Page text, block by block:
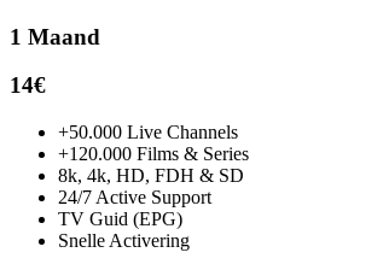
1 Maand
14€
+50.000 Live Channels
+120.000 Films & Series
8k, 4k, HD, FDH & SD
24/7 Active Support
TV Guid (EPG)
Snelle Activering